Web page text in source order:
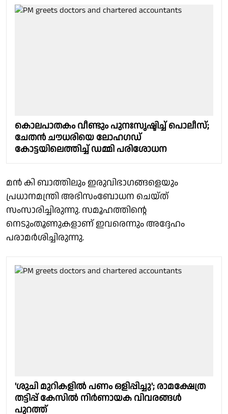
കൊലപാതകം വീണ്ടും പുനഃസൃഷ്ടിച്ച് പൊലീസ്;
ചേതൻ ചൗധരിയെ ലോഹഗഡ്
കോട്ടയിലെത്തിച്ച് ഡമ്മി പരിശോധന
മൻ കി ബാത്തിലും ഇരുവിഭാഗങ്ങളെയും
പ്രധാനമന്ത്രി അഭിസംബോധന ചെയ്ത്
സംസാരിച്ചിരുന്നു. സമൂഹത്തിൻ്റെ
നെടുംതൂണുകളാണ് ഇവരെന്നും അദ്ദേഹം
പരാമർശിച്ചിരുന്നു.
'ശുചി മുറികളിൽ പണം ഒളിപ്പിച്ചു'; രാമക്ഷേത്ര
തട്ടിപ്പ് കേസിൽ നിർണായക വിവരങ്ങൾ
പുറത്ത്